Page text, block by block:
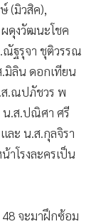
(มิวสิค),
ดุงวัฒนะโชค
ณัฐรุจา ชุติวรรณ
มิลิน ดอกเทียน
ส.ณปภัชวร พ
น.ส.ปณิศา ศรี
ละ น.ส.กุลจิรา
โรงละครเป็น
48 จะมาฝึกซ้อม